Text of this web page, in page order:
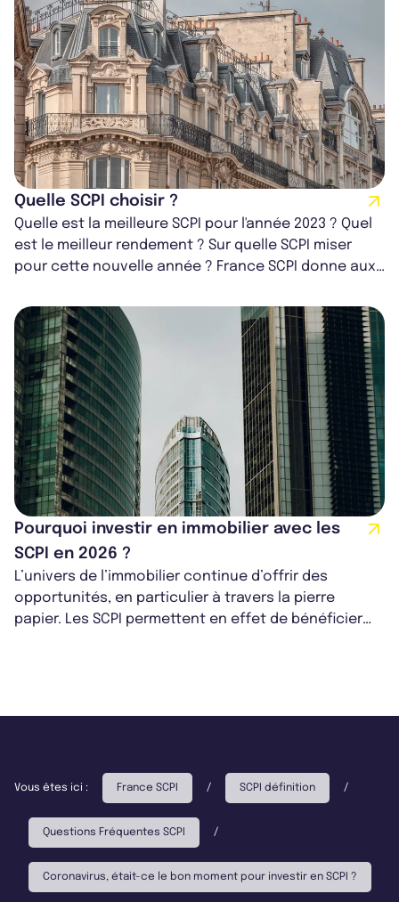
Quelle SCPI choisir ?
Quelle est la meilleure SCPI pour l'année 2023 ? Quel
est le meilleur rendement ? Sur quelle SCPI miser
pour cette nouvelle année ? France SCPI donne aux
Pourquoi investir en immobilier avec les
SCPI en 2026 ?
L’univers de l’immobilier continue d’offrir des
opportunités, en particulier à travers la pierre
papier. Les SCPI permettent en effet de bénéficier
Vous êtes ici : France SCPI / SCPI définition /
Questions Fréquentes SCPI /
Coronavirus, était-ce le bon moment pour investir en SCPI ?